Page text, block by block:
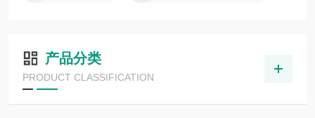
产品分类
PRODUCT CLASSIFICATION